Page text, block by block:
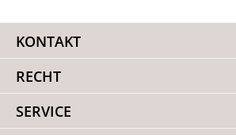
KONTAKT
RECHT
SERVICE